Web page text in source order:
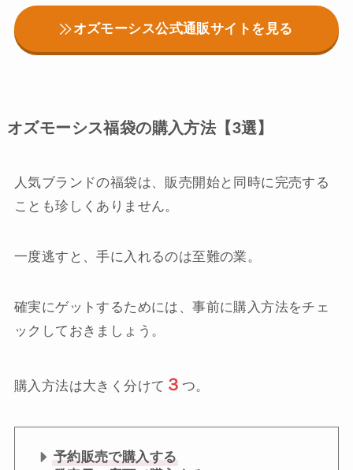
オズモーシス公式通販サイトを見る
オズモーシス福袋の購入方法【3選】
人気ブランドの福袋は、販売開始と同時に完売する
ことも珍しくありません。
一度逃すと、手に入れるのは至難の業。
確実にゲットするためには、事前に購入方法をチェ
ックしておきましょう。
購入方法は大きく分けて ３ つ。
予約販売で購入する